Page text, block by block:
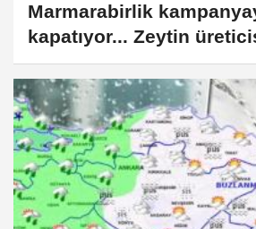
Marmarabirlik
kapatıyor... Zeytin
milyar 185 milyon TL'lik